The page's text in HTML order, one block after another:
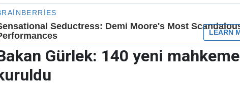
Gürlek: 140 yeni mahkeme